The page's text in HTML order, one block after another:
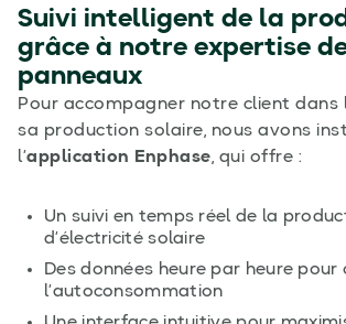
Suivi intelligent de la
grâce à notre expertise
panneaux
Pour accompagner notre client dans
sa production solaire, nous avons
l’application Enphase, qui offre :
Un suivi en temps réel de la
d’électricité solaire
Des données heure par heure pour
l’autoconsommation